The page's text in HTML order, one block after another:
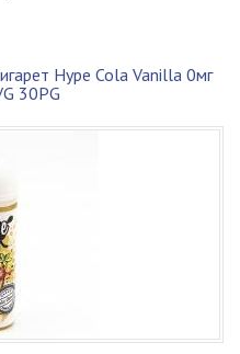
Hype Cola Vanilla 0мг
30PG